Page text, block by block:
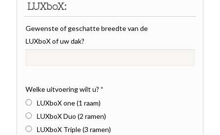
LUXboX:
Gewenste of geschatte breedte van de
LUXboX of uw dak?
Welke uitvoering wilt u?*
LUXboX one (1 raam)
LUXboX Duo (2 ramen)
LUXboX Triple (3 ramen)